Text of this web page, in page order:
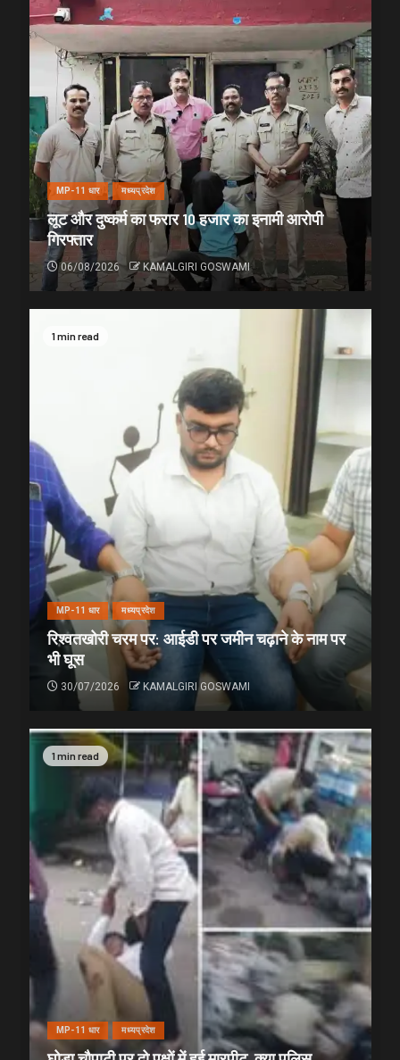
MP-11 धार मध्यप्रदेश
लूट और दुष्कर्म का फरार 10 हजार का इनामी आरोपी
गिरफ्तार
06/08/2026 KAMALGIRI GOSWAMI
1 min read
MP-11 धार मध्यप्रदेश
रिश्वतखोरी चरम पर: आईडी पर जमीन चढ़ाने के नाम पर
भी घूस
30/07/2026 KAMALGIRI GOSWAMI
1 min read
MP-11 धार मध्यप्रदेश